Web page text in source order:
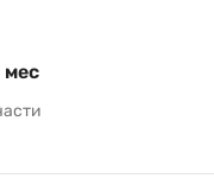
мес